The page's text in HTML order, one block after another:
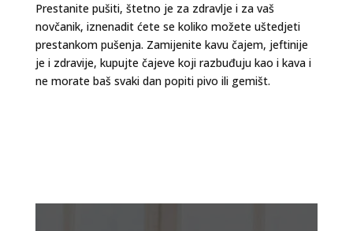
Prestanite pušiti, štetno je za zdravlje i za vaš
novčanik, iznenadit ćete se koliko možete uštedjeti
prestankom pušenja. Zamijenite kavu čajem, jeftinije
je i zdravije, kupujte čajeve koji razbuđuju kao i kava i
ne morate baš svaki dan popiti pivo ili gemišt.